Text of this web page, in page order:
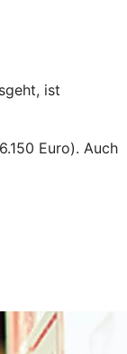
ist
Euro). Auch